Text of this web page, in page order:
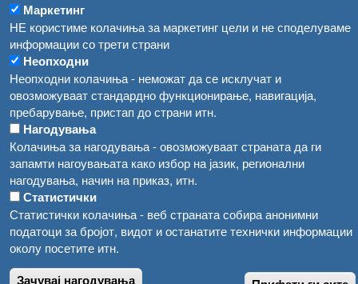
Маркетинг
НЕ користиме колачиња за маркетинг цели и не споделуваме
информации со трети страни
Неопходни
Неопходни колачиња - неможат да се исклучат и
овозможуваат стандардно функционирање, навигација,
пребарување, пристап до страни итн.
Нагодувања
Колачиња за нагодувања - овозможуваат страната да ги
запамти нагоувањата како избор на јазик, регионални
нагодувања, начин на приказ, итн.
Статистички
Статистички колачиња - веб страната собира анонимни
податоци за бројот, видот и останатите технички информации
околу посетите итн.
Зачувај нагодувања
Во Гостивар спроведени 70 вонредни контроли
Забраната за водата во Гостивар останува на сила, операторите да користат само технички безбедна вода
Огласи